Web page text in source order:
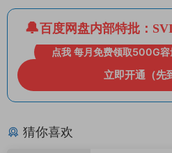
百度网盘内部特批：
点我 每月免费领取500G
立即开通（先
猜你喜欢